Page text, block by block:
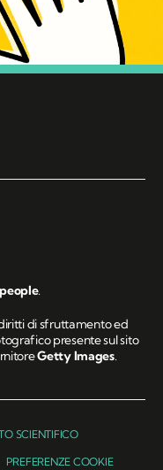
.
di sfruttamento ed
presente sul sito
Getty Images.
SCIENTIFICO
PREFERENZE COOKIE